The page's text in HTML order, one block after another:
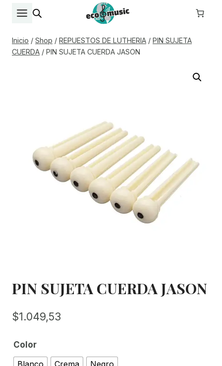
Inicio / Shop / REPUESTOS DE LUTHERIA / PIN SUJETA
CUERDA / PIN SUJETA CUERDA JASON
PIN SUJETA CUERDA JASON
$1.049,53
Color